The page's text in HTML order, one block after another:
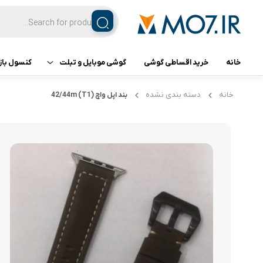
خانه خرید اقساطی گوشی گوشی موبایل و تبلت
تبلت
گوشی سامسونگ
گوشی شیائومی
گوشی ناتینگ فون
گوشی داریا
کنسول
خانه دسته بندی نشده بند اپل واچ (T1) 42/44m